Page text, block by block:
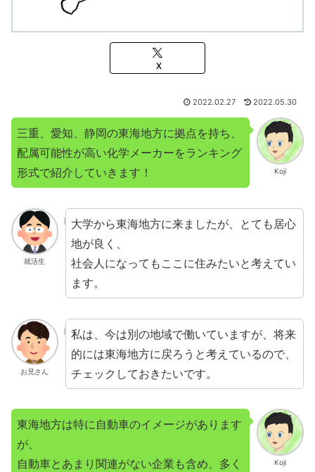
X
2022.02.27 2022.05.30
Koji
三重、愛知、静岡の東海地方に拠点を持ち、
配属可能性が高い化学メーカーをランキング
形式で紹介していきます！
就活生
大学から東海地方に来ましたが、とても居心
地が良く、
社会人になってもここに住みたいと考えてい
ます。
お兄さん
私は、今は別の地域で働いていますが、将来
的には東海地方に戻ろうと考えているので、
チェックしておきたいです。
Koji
東海地方は特に自動車のイメージがあります
が、
自動車とあまり関連がない企業も含め、多く